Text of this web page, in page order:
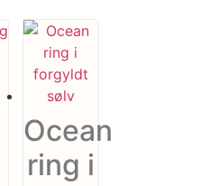
Ocean
ring i